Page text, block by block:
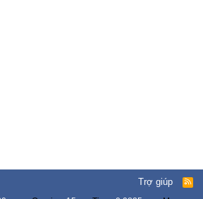
Trợ giúp
R